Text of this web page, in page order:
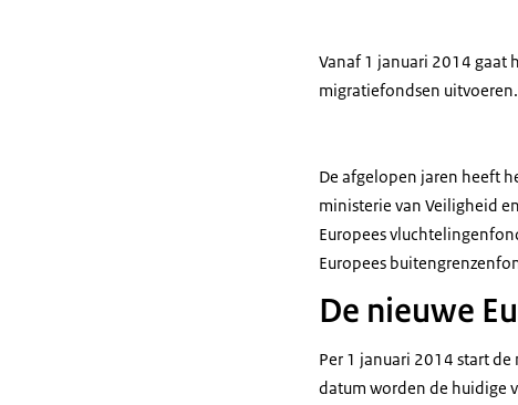
Vanaf 1 januari 2014 gaat
migratiefondsen uitvoeren.
De afgelopen jaren heeft
ministerie van Veiligheid
Europees
Europees
De nieuwe
Per 1 januari 2014 start
datum worden de huidige